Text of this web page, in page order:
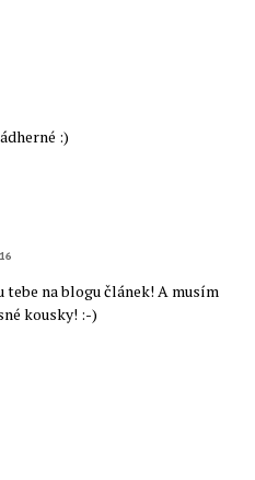
:)
tebe na blogu článek! A musím
kousky! :-)